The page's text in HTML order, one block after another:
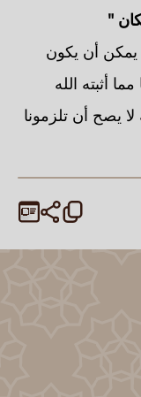
"
يمكن أن يكون
أثبته الله
يصح أن تلزمونا